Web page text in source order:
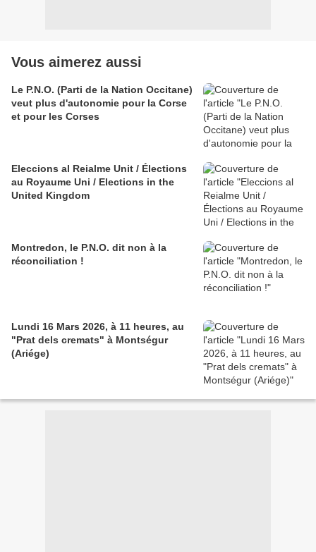
Vous aimerez aussi
Le P.N.O. (Parti de la Nation Occitane)
veut plus d'autonomie pour la Corse
et pour les Corses
Eleccions al Reialme Unit / Élections
au Royaume Uni / Elections in the
United Kingdom
Montredon, le P.N.O. dit non à la
réconciliation !
Lundi 16 Mars 2026, à 11 heures, au
"Prat dels cremats" à Montségur
(Ariége)